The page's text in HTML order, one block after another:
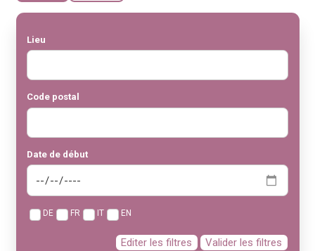
Lieu
Code postal
Date de début
DE FR IT EN
Editer les filtres Valider les filtres